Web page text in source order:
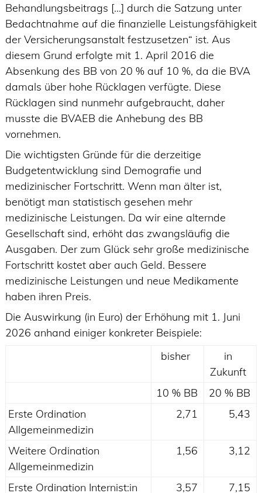
Behandlungsbeitrags […] durch die Satzung unter
Bedachtnahme auf die finanzielle Leistungsfähigkeit
der Versicherungsanstalt festzusetzen“ ist. Aus
diesem Grund erfolgte mit 1. April 2016 die
Absenkung des BB von 20 % auf 10 %, da die BVA
damals über hohe Rücklagen verfügte. Diese
Rücklagen sind nunmehr aufgebraucht, daher
musste die BVAEB die Anhebung des BB
vornehmen.
Die wichtigsten Gründe für die derzeitige
Budgetentwicklung sind Demografie und
medizinischer Fortschritt. Wenn man älter ist,
benötigt man statistisch gesehen mehr
medizinische Leistungen. Da wir eine alternde
Gesellschaft sind, erhöht das zwangsläufig die
Ausgaben. Der zum Glück sehr große medizinische
Fortschritt kostet aber auch Geld. Bessere
medizinische Leistungen und neue Medikamente
haben ihren Preis.
Die Auswirkung (in Euro) der Erhöhung mit 1. Juni
2026 anhand einiger konkreter Beispiele:
bisher
in
Zukunft
10 % BB
20 % BB
Erste Ordination
Allgemeinmedizin
2,71 5,43
Weitere Ordination
Allgemeinmedizin
1,56 3,12
Erste Ordination Internist:in 3,57
7,15